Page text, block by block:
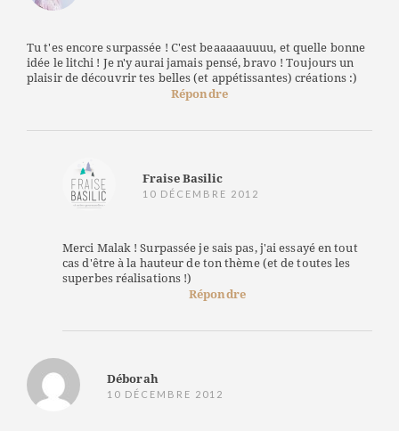
Tu t'es encore surpassée ! C'est beaaaaauuuu, et quelle bonne
idée le litchi ! Je n'y aurai jamais pensé, bravo ! Toujours un
plaisir de découvrir tes belles (et appétissantes) créations :)
Répondre
Fraise Basilic
10 DÉCEMBRE 2012
Merci Malak ! Surpassée je sais pas, j'ai essayé en tout
cas d'être à la hauteur de ton thème (et de toutes les
superbes réalisations !)
Répondre
Déborah
10 DÉCEMBRE 2012